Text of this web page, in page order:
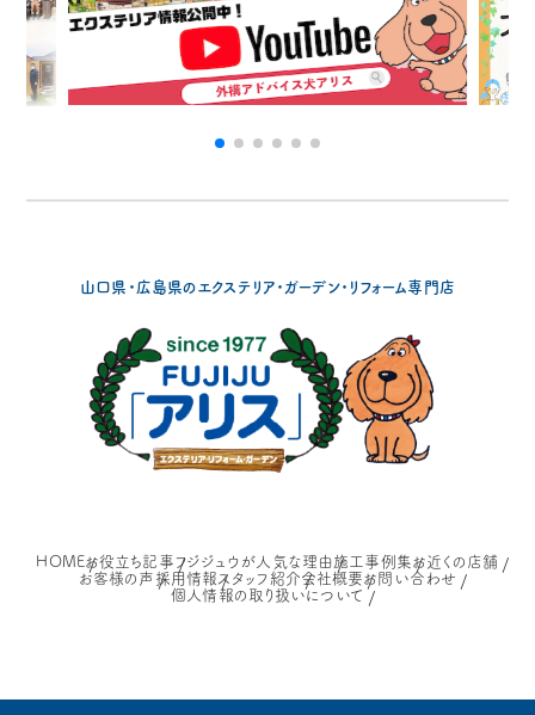
山口県・広島県のエクステリア・ガーデン・リフォーム専門店
HOMEお役立ち記事 フジジュウが人気な理由施工事例集お近くの店舗
お客様の声 採用情報 スタッフ紹介会社概要お問い合わせ
個人情報の取り扱いについて